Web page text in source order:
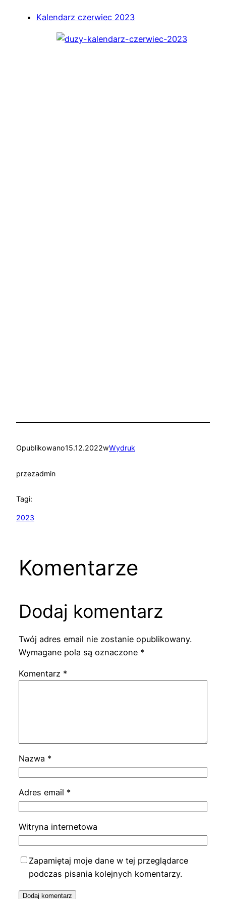
Kalendarz czerwiec 2023
Opublikowano15.12.2022wWydruk
przezadmin
Tagi:
2023
Komentarze
Dodaj komentarz
Twój adres email nie zostanie opublikowany.
Wymagane pola są oznaczone *
Komentarz *
Nazwa *
Adres email *
Witryna internetowa
Zapamiętaj moje dane w tej przeglądarce
podczas pisania kolejnych komentarzy.